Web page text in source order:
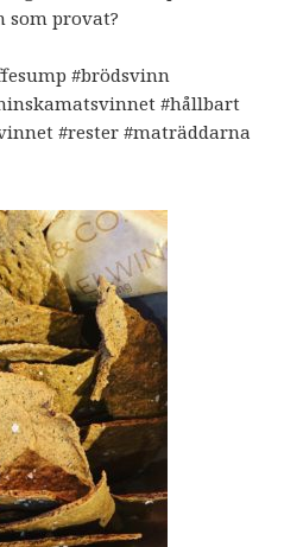
som provat?
#brödsvinn
#hållbart
#rester #maträddarna